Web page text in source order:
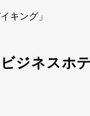
キング」
ジネスホ